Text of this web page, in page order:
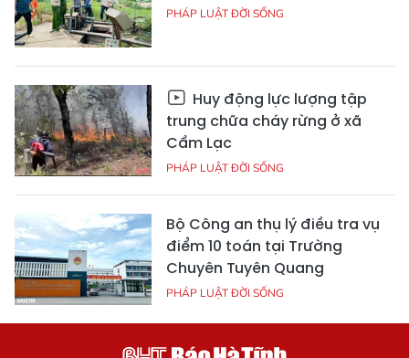
PHÁP LUẬT ĐỜI SỐNG
Huy động lực lượng tập
trung chữa cháy rừng ở xã
Cẩm Lạc
PHÁP LUẬT ĐỜI SỐNG
Bộ Công an thụ lý điều tra vụ
điểm 10 toán tại Trường
Chuyên Tuyên Quang
PHÁP LUẬT ĐỜI SỐNG